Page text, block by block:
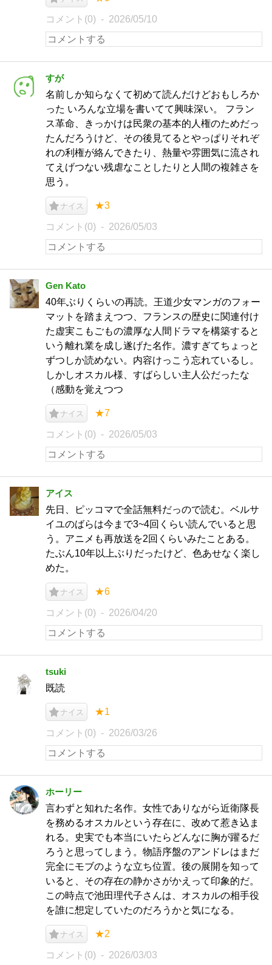
コメント(0) 2026/05/10
すが
名前しか知らなくて初めて読んだけどおもしろか
った いろんな立場を書いてて興味深い。 フラン
ス革命、きっかけは民衆の基本的人権のためだっ
たんだろうけど、その後見てるとやっぱりそれぞ
れの利権が絡んできたり、熱量や雰囲気に流され
てえげつない残虐なことしたりと人間の複雑さを
思う。
ナイス ★3
コメント(0) 2026/05/03
Gen Kato
40年ぶりくらいの再読。王道少女マンガのフォー
マットを踏まえつつ、フランスの歴史に関連付け
た虚実こもごもの濃厚な人間ドラマを構築すると
いう離れ業を成し遂げた名作。濃すぎてちょっと
ずつしか読めない。内容けっこう忘れているし。
しかしオスカル様、すばらしい主人公だったな
（感動を覚えつつ
ナイス ★7
コメント(0) 2026/05/03
アイス
先日、ピッコマで全話無料だっので読む。ベルサ
イユのばらは今まで3~4回くらい読んでいると思
う。アニメも再放送を2回くらいみたことある。
たぶん10年以上ぶりだったけど、色あせなく楽し
めた。
ナイス ★6
コメント(0) 2026/04/20
tsuki
既読
ナイス ★1
コメント(0) 2026/03/26
ホーリー
言わずと知れた名作。女性でありながら近衛隊長
を務めるオスカルという存在に、改めて惹き込ま
れる。史実でも本当にいたらどんなに胸が躍るだ
ろうと思ってしまう。物語序盤のアンドレはまだ
完全にモブのような立ち位置。後の展開を知って
いると、その存在の静かさがかえって印象的だ。
この時点で池田理代子さんは、オスカルの相手役
を誰に想定していたのだろうかと気になる。
ナイス ★2
コメント(0) 2026/03/03